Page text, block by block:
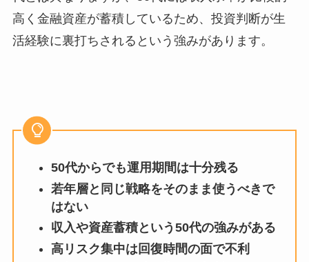
高く金融資産が蓄積しているため、投資判断が生
活経験に裏打ちされるという強みがあります。
50代からでも運用期間は十分残る
若年層と同じ戦略をそのまま使うべきで
はない
収入や資産蓄積という50代の強みがある
高リスク集中は回復時間の面で不利